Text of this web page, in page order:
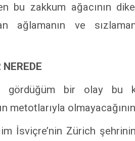
bu zakkum ağacının
ağlamanın ve
NEREDE
gördüğüm bir olay bu
metotlarıyla
İsviçre’nin Zürich